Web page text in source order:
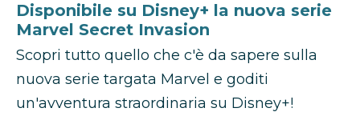
Disponibile su Disney+ la nuova serie
Marvel Secret Invasion
Scopri tutto quello che c'è da sapere sulla
nuova serie targata Marvel e goditi
un'avventura straordinaria su Disney+!